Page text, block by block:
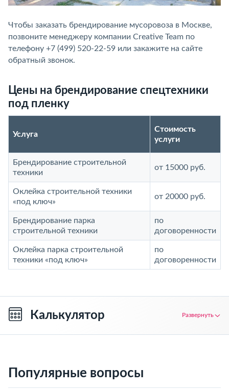
Чтобы заказать брендирование мусоровоза в Москве,
позвоните менеджеру компании Creative Team по
телефону +7 (499) 520-22-59 или закажите на сайте
обратный звонок.
Цены на брендирование спецтехники
под пленку
Услуга
Стоимость
услуги
Брендирование строительной
техники
от 15000 руб.
Оклейка строительной техники
«под ключ»
от 20000 руб.
Брендирование парка
строительной техники
по
договоренности
Оклейка парка строительной
техники «под ключ»
по
договоренности
Калькулятор Развернуть
Популярные вопросы